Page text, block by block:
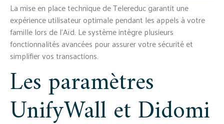
La mise en place technique de Telereduc garantit une
expérience utilisateur optimale pendant les appels à votre
famille lors de l'Aïd. Le système intègre plusieurs
fonctionnalités avancées pour assurer votre sécurité et
simplifier vos transactions.
Les paramètres
UnifyWall et Didomi